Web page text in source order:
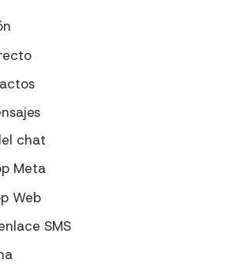
chat
Meta
Web
SMS